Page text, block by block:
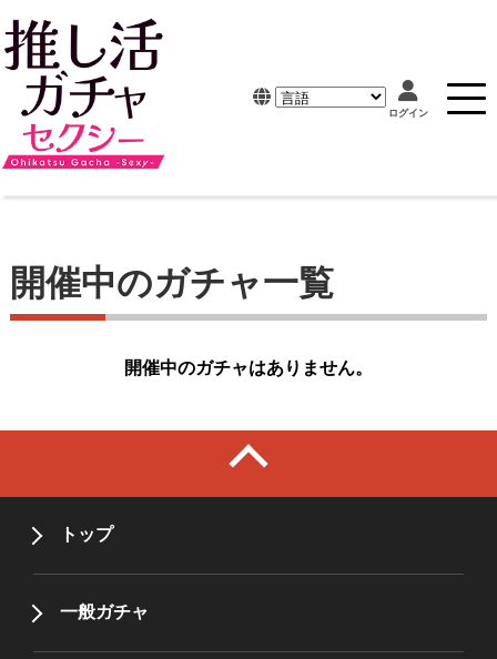
開催中のガチャ一覧
開催中のガチャはありません。
トップ
一般ガチャ